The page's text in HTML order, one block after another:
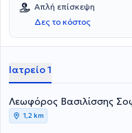
Απλή επίσκεψη
Δες το κόστος
Ιατρείο 1
Λεωφόρος Βασιλίσσης
1,2 km